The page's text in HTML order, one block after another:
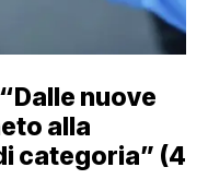
nuove
alla
categoria” (4